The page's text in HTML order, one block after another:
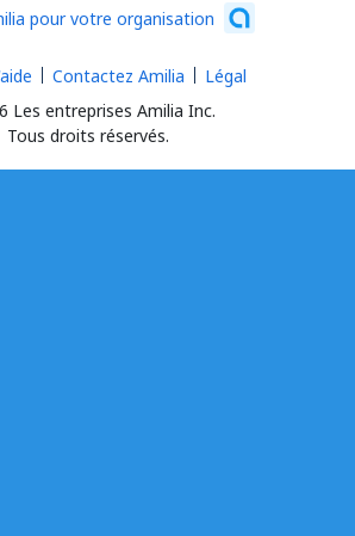
pour votre organisation
Les entreprises Amilia Inc.
Tous droits réservés.
Contactez Amilia Légal